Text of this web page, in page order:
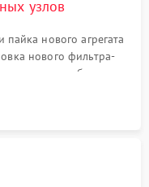
узлов
нового агрегата
нового фильтра-
обдува,
дверных петель.